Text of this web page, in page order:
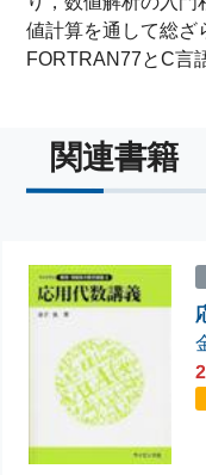
値計算を通して総ざ
FORTRAN77とC言
関連書籍